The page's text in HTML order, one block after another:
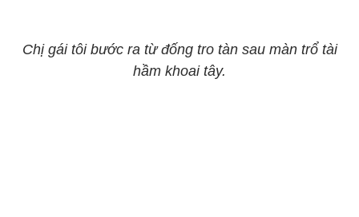
Chị gái tôi bước ra từ đống tro tàn sau màn trổ tài
hầm khoai tây.